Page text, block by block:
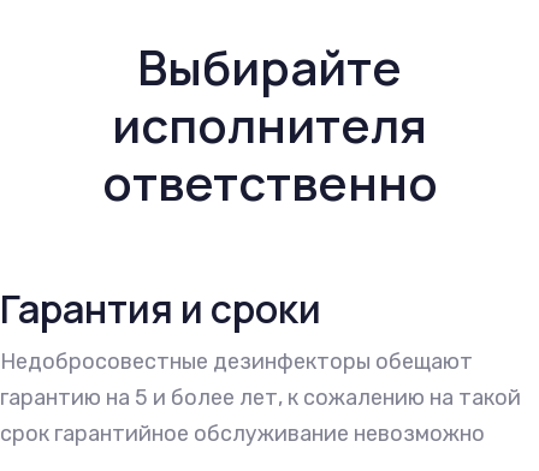
Выбирайте
исполнителя
ответственно
Гарантия и сроки
Недобросовестные дезинфекторы обещают
гарантию на 5 и более лет, к сожалению на такой
срок гарантийное обслуживание невозможно